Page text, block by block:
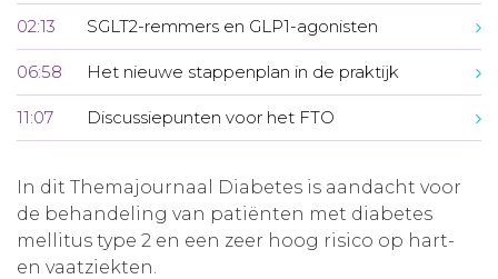
02:13 SGLT2-remmers en GLP1-agonisten
06:58 Het nieuwe stappenplan in de praktijk
11:07 Discussiepunten voor het FTO
In dit Themajournaal Diabetes is aandacht voor
de behandeling van patiënten met diabetes
mellitus type 2 en een zeer hoog risico op hart-
en vaatziekten.